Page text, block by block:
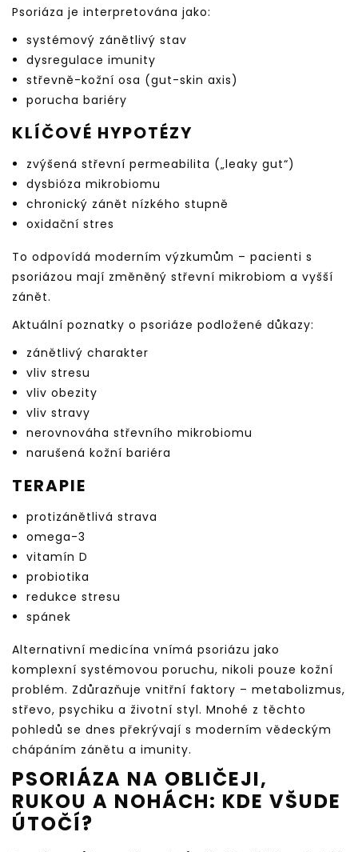
Psoriáza je interpretována jako:
systémový zánětlivý stav
dysregulace imunity
střevně-kožní osa (gut-skin axis)
porucha bariéry
KLÍČOVÉ HYPOTÉZY
zvýšená střevní permeabilita („leaky gut“)
dysbióza mikrobiomu
chronický zánět nízkého stupně
oxidační stres
To odpovídá moderním výzkumům – pacienti s
psoriázou mají změněný střevní mikrobiom a vyšší
zánět.
Aktuální poznatky o psoriáze podložené důkazy:
zánětlivý charakter
vliv stresu
vliv obezity
vliv stravy
nerovnováha střevního mikrobiomu
narušená kožní bariéra
TERAPIE
protizánětlivá strava
omega-3
vitamín D
probiotika
redukce stresu
spánek
Alternativní medicína vnímá psoriázu jako
komplexní systémovou poruchu, nikoli pouze kožní
problém. Zdůrazňuje vnitřní faktory – metabolizmus,
střevo, psychiku a životní styl. Mnohé z těchto
pohledů se dnes překrývají s moderním vědeckým
chápáním zánětu a imunity.
PSORIÁZA NA OBLIČEJI,
RUKOU A NOHÁCH: KDE VŠUDE
ÚTOČÍ?